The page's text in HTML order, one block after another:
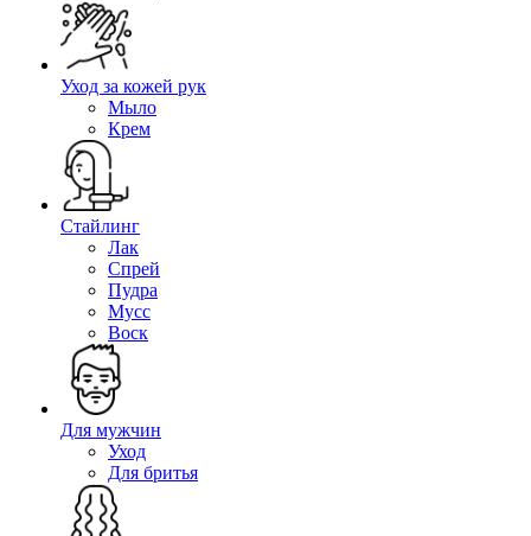
Уход за кожей рук
Мыло
Крем
Стайлинг
Лак
Спрей
Пудра
Мусс
Воск
Для мужчин
Уход
Для бритья